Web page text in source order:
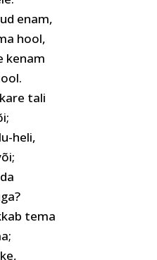
enam,
hool,
kenam
tali
heli,
tema